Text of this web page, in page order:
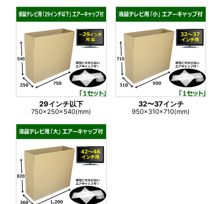
29インチ以下
750×250×540(mm)
32〜37インチ
950×310×710(mm)